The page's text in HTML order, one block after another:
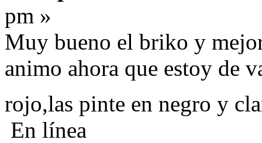
pm »
Muy bueno el briko y
animo ahora que estoy de
rojo,las pinte en negro y
En línea